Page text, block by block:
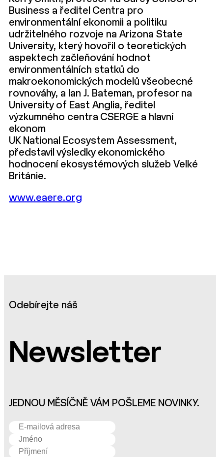
Business a ředitel Centra pro
environmentální ekonomii a politiku
udržitelného rozvoje na Arizona State
University, který hovořil o teoretických
aspektech začleňování hodnot
environmentálních statků do
makroekonomických modelů všeobecné
rovnováhy, a Ian J. Bateman, profesor na
University of East Anglia, ředitel
výzkumného centra CSERGE a hlavní
ekonom
UK National Ecosystem Assessment,
představil výsledky ekonomického
hodnocení ekosystémových služeb Velké
Británie.
www.eaere.org
Odebírejte náš
Newsletter
JEDNOU MĚSÍČNĚ VÁM POŠLEME NOVINKY.